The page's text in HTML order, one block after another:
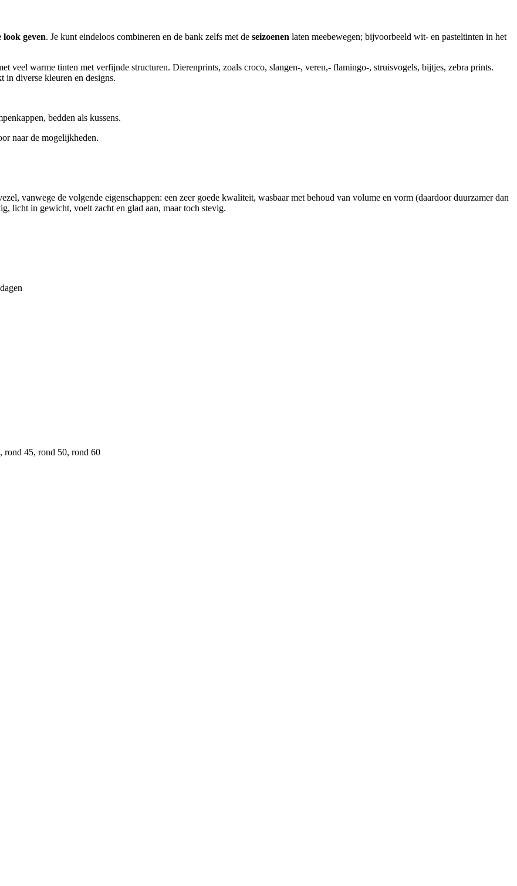
look geven. Je kunt eindeloos combineren en de bank zelfs met de seizoenen laten meebewegen; bijvoorbeeld wit- en pasteltinten in het
veel warme tinten met verfijnde structuren. Dierenprints, zoals croco, slangen-, veren,- flamingo-, struisvogels, bijtjes, zebra prints.
diverse kleuren en designs.
bedden als kussens.
naar de mogelijkheden.
vanwege de volgende eigenschappen: een zeer goede kwaliteit, wasbaar met behoud van volume en vorm (daardoor duurzamer dan
licht in gewicht, voelt zacht en glad aan, maar toch stevig.
45, rond 50, rond 60